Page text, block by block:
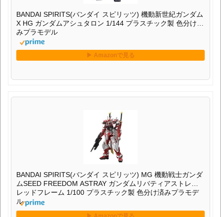
BANDAI SPIRITS(バンダイ スピリッツ) 機動新世紀ガンダム
X HG ガンダムアシュタロン 1/144 プラスチック製 色分け済
みプラモデル
BANDAI SPIRITS(バンダイ スピリッツ) MG 機動戦士ガンダ
ムSEED FREEDOM ASTRAY ガンダムリバティアストレイ
レッドフレーム 1/100 プラスチック製 色分け済みプラモデ
ル